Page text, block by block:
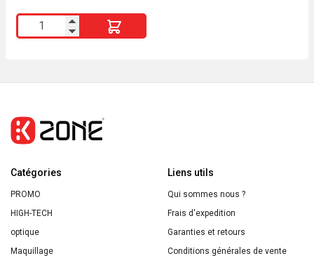
quantité
de
22
Correcteur
Catégories
PROMO
HIGH-TECH
optique
Maquillage
Liens utils
Qui sommes nous ?
Frais d'expedition
Garanties et retours
Conditions générales de vente